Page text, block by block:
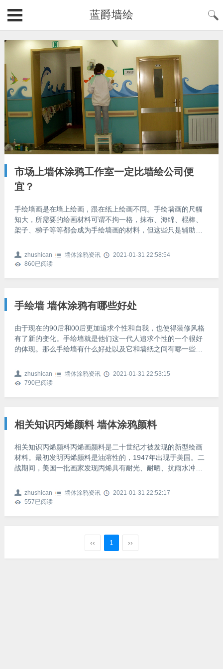
蓝爵墙绘
市场上墙体涂鸦工作室一定比墙绘公司便
宜？
手绘墙画是在墙上绘画，跟在纸上绘画不同。手绘墙画的尺幅
知大，所需要的绘画材料可谓不拘一格，抹布、海绵、棍棒、
架子、梯子等等都会成为手绘墙画的材料，但这些只是辅助材
绘墙绘客户比较关心的问题。那么问题来了，步高墙体手绘提
醒您这个误区您需谨慎不要躺枪。市场上工作室比墙绘公司便
室是没有能力全
zhushican 墙体涂鸦资讯
2021-01-31 22:58:54
860已阅读
手绘墙 墙体涂鸦有哪些好处
由于现在的90后和00后更加追求个性和自我，也使得装修风格
有了新的变化。手绘墙就是他们这一代人追求个性的一个很好
的体现。那么手绘墙有什么好处以及它和墙纸之间有哪一些区
健康我们使用的墙面手绘原料是丙烯颜料，无毒无害无味，环
保安全，对人体不会产生任何伤害和不良影响。好处2 不褪色
zhushican 墙体涂鸦资讯
2021-01-31 22:53:15
790已阅读
相关知识丙烯颜料 墙体涂鸦颜料
相关知识丙烯颜料丙烯画颜料是二十世纪才被发现的新型绘画
材料。最初发明丙烯颜料是油溶性的，1947年出现于美国。二
战期间，美国一批画家发现丙烯具有耐光、耐晒、抗雨水冲刷
头墙体大型壁画。十年后，又发明水溶性的丙烯颜料，它即可
象油画一样厚涂堆塑，又可以象水彩一样极度稀释，并保持浓
zhushican 墙体涂鸦资讯
2021-01-31 22:52:17
557已阅读
‹‹ 1 ››